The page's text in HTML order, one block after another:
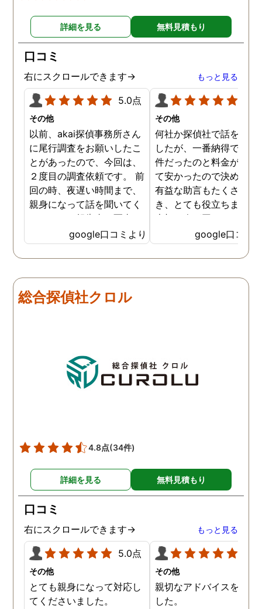
詳細を見る 無料見積もり
口コミ
右にスクロールできます→ もっと見る
5.0点
その他
以前、akai探偵事務所さん
に尾行調査をお願いしたこ
とがあったので、今回は、
２度目の調査依頼です。 前
回の時、夜遅い時間まで、
親身になって話を聞いてく
れたのと、報告書の写真
が、場所が悪かったのに、
とても鮮明に写っていたの
で、再度、調査をお願いさ
度、自分でも行動パターン
の把握をしていましたが、
ズでした。 とくに、急なお
願いの時に人員を手配して
頂き、ホテルからの証拠を
後の事についてアドバイス
を頂いて、とても信頼出来
る探偵事務所さんだと、あ
らためて思いました。 事務
所の皆様にお世話になった
ので、クチコミの方書かせ
ていただきます。ありがと
うございました。
google口コミより
その他
何社か探偵社で話を聞き
したが、一番納得できる
件だったのと料金が比較
て安かったので決めまし
有益な助言もたくさん頂
き、とても役立ちました
大切な人が困っていたら
番に紹介したいと思える
偵事務所です
google口コミ
総合探偵社クロル
4.8点(34件)
詳細を見る 無料見積もり
口コミ
右にスクロールできます→ もっと見る
5.0点
その他
とても親身になって対応し
てくださいました。
その他
親切なアドバイスを頂き
した。